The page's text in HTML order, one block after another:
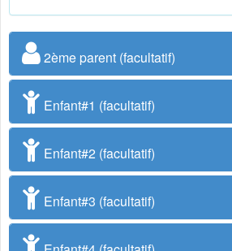
2ème parent (facultatif)
Enfant#1 (facultatif)
Enfant#2 (facultatif)
Enfant#3 (facultatif)